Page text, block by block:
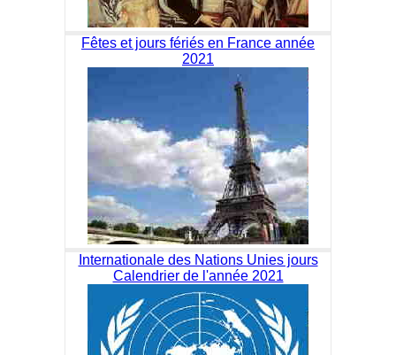
Fêtes et jours fériés en France année
2021
Internationale des Nations Unies jours
Calendrier de l'année 2021